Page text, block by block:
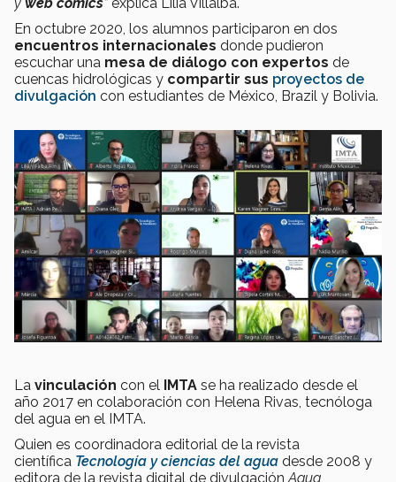
En octubre 2020, los alumnos participaron en dos
encuentros internacionales donde pudieron
escuchar una mesa de diálogo con expertos de
cuencas hidrológicas y compartir sus proyectos de
divulgación con estudiantes de México, Brazil y Bolivia.
La vinculación con el IMTA se ha realizado desde el
año 2017 en colaboración con Helena Rivas, tecnóloga
del agua en el IMTA.
Quien es coordinadora editorial de la revista
científica Tecnología y ciencias del agua desde 2008 y
editora de la revista digital de divulgación Agua